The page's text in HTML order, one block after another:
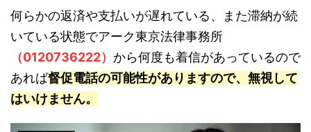
何らかの返済や支払いが遅れている、また滞納が続
いている状態でアーク東京法律事務所
（0120736222） から何度も着信があっているので
あれば督促電話の可能性がありますので、無視して
はいけません。